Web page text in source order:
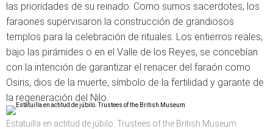
las prioridades de su reinado. Como sumos sacerdotes, los
faraones supervisaron la construcción de grandiosos
templos para la celebración de rituales. Los entierros reales,
bajo las pirámides o en el Valle de los Reyes, se concebían
con la intención de garantizar el renacer del faraón como
Osiris, dios de la muerte, símbolo de la fertilidad y garante de
la regeneración del Nilo.
Estatuilla en actitud de júbilo. Trustees of the British Museum